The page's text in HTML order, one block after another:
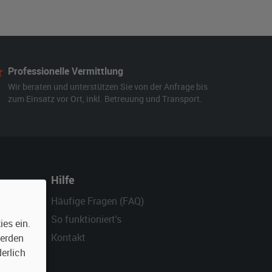
Professionelle Vermittlung
Wir beraten und unterstützen Sie von der Anfrage bis
zum Einsatz vor Ort, inkl. Betreuung und Transport.
Hilfe
Häufige Fragen (FAQ)
So funktioniert's
Kontakt
ein.